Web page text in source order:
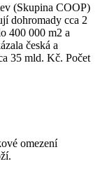
(Skupina COOP)
dohromady cca 2
400 000 m2 a
česká a
35 mld. Kč. Počet
omezení